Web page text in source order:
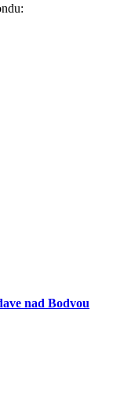
nad Bodvou